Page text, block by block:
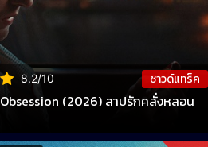
8.2/10 ซาวด์แทร็ค
Obsession (2026) สาปรักคลั่งหลอน